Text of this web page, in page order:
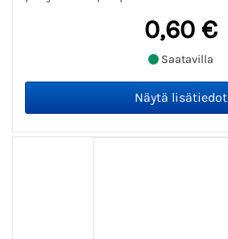
0,60 €
Saatavilla